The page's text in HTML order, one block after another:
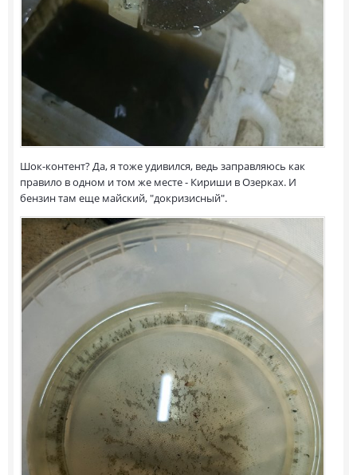
Шок-контент? Да, я тоже удивился, ведь заправляюсь как
правило в одном и том же месте - Кириши в Озерках. И
бензин там еще майский, "докризисный".